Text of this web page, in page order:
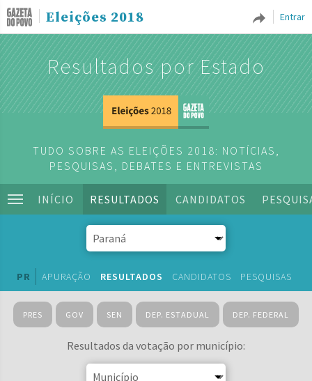
Entrar
Eleições 2018
Resultados por Estado
TUDO SOBRE AS ELEIÇÕES 2018: NOTÍCIAS,
PESQUISAS, DEBATES E ENTREVISTAS
INÍCIO RESULTADOS CANDIDATOS
PR APURAÇÃO RESULTADOS CANDIDATOS PESQUISAS
PRES GOV SEN DEP. ESTADUAL DEP. FEDERAL
Resultados da votação por município: